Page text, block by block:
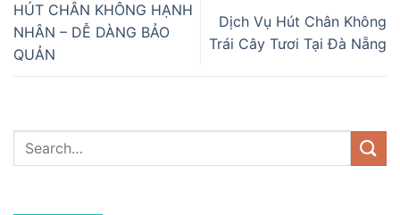
HÚT CHÂN KHÔNG HẠNH
NHÂN – DỄ DÀNG BẢO
QUẢN
Dịch Vụ Hút Chân Không
Trái Cây Tươi Tại Đà Nẵng